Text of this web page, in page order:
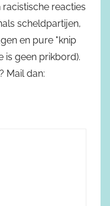
racistische reacties
scheldpartijen,
en pure "knip
is geen prikbord).
Mail dan: